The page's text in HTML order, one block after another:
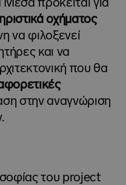
πρόκειται για
οχήματος
να φιλοξενεί
και να
που θα
στην αναγνώριση
του project